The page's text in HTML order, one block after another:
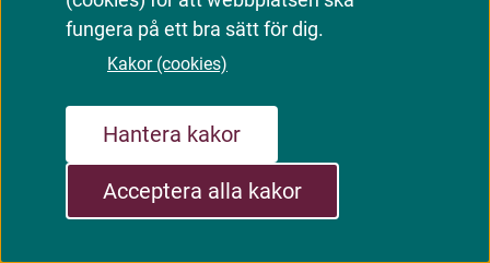
fungera på ett bra sätt för dig.
Kakor (cookies)
Hantera kakor
Acceptera alla kakor